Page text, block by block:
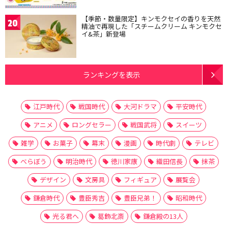
20 【季節・数量限定】キンモクセイの香りを天然
精油で再現した「スチームクリーム キンモクセ
イ&茶」新登場
ランキングを表示
江戸時代 戦国時代 大河ドラマ
平安時代
アニメ
ロングセラー 戦国武将
スイーツ
雑学
お菓子 幕末 漫画 時代劇
テレビ
べらぼう
明治時代 徳川家康 織田信長
抹茶
デザイン
文房具 フィギュア
展覧会
鎌倉時代
豊臣秀吉 豊臣兄弟！
昭和時代
光る君へ
葛飾北斎 鎌倉殿の13人